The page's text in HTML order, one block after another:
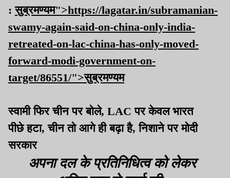
:सुब्रमण्यम">https://lagatar.in/subramanian-
swamy-again-said-on-china-only-india-
retreated-on-lac-china-has-only-moved-
forward-modi-government-on-
target/86551/">सुब्रमण्यम
स्वामी फिर चीन पर बोले, LAC पर केवल भारत
पीछे हटा, चीन तो आगे ही बढ़ा है, निशाने पर मोदी
सरकार
अपना दल के प्रतिनिधित्व को लेकर